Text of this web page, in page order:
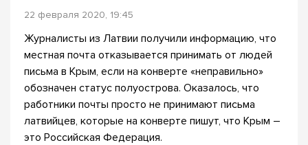
22 февраля 2020, 19:45
Журналисты из Латвии получили информацию, что
местная почта отказывается принимать от людей
письма в Крым, если на конверте «неправильно»
обозначен статус полуострова. Оказалось, что
работники почты просто не принимают письма
латвийцев, которые на конверте пишут, что Крым –
это Российская Федерация.